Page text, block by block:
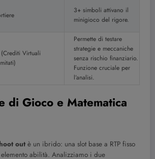
3+ simboli attivano il
minigioco del rigore.
Virtuali
Permette di testare
strategie e meccaniche
senza rischio finanziario.
Funzione cruciale per
l’analisi.
di Gioco e Matematica
out è un ibrido: una slot base a RTP fisso
abilità. Analizziamo i due